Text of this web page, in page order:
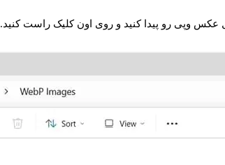
عکس وپی رو پیدا کنید و روی اون کلیک راست کنید.